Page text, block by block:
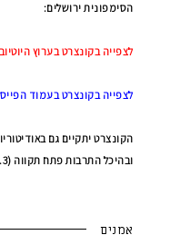
הסימפונית ירושלים:
לצפייה בקונצרט בערוץ
לצפייה בקונצרט בעמוד
הקונצרט יתקיים גם באודיטוריום
ובהיכל התרבות פתח תקווה (26.3) –
אמנים